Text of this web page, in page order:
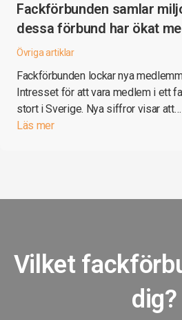
Fackförbunden samlar
dessa förbund har ökat
Övriga artiklar
Fackförbunden lockar nya
Intresset för att vara medlem i ett
stort i Sverige. Nya siffror visar att…
Läs mer
Vilket
dig?